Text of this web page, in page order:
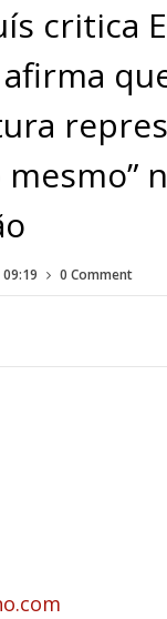
critica
mesmo”
09:19 0 Comment